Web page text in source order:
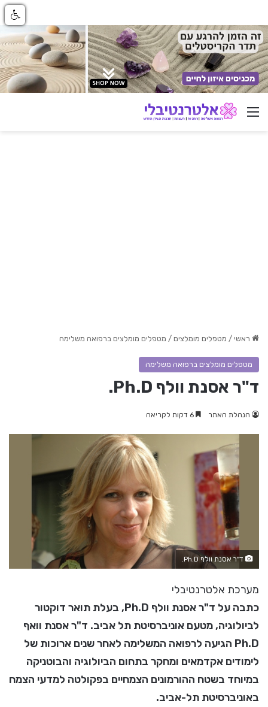
ניווט באתר
ראשי / מטפלים מומלצים / מטפלים מומלצים ברפואה משלימה
מטפלים מומלצים ברפואה משלימה
ד"ר אסנת וולף Ph.D.
הנהלת האתר
ד"ר אסנת וולף Ph.D.
מערכת אלטרנטיבלי
כתבה על ד"ר אסנת וולף Ph.D, בעלת תואר דוקטור
לביולוגיה, מטעם אוניברסיטת תל אביב. ד"ר אסנת וואף
Ph.D הגיעה לרפואה המשלימה לאחר שנים ארוכות של
לימודים אקדמאים ומחקר בתחום הביולוגיה והבוטניקה
במיוחד בשטח ההורמונים הצמחיים בפקולטה למדעי הצמח
באוניברסיטת תל-אביב.